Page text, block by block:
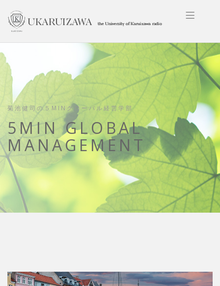
菊池健司の５MINグローバル経営学部
5MIN GLOBAL
MANAGEMENT